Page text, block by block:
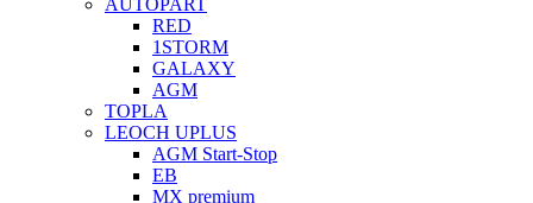
AUTOPART
RED
1STORM
GALAXY
AGM
TOPLA
LEOCH UPLUS
AGM Start-Stop
EB
MX premium